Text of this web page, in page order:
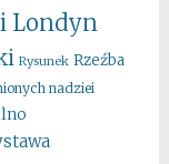
Londyn
Rysunek Rzeźba
nadziei